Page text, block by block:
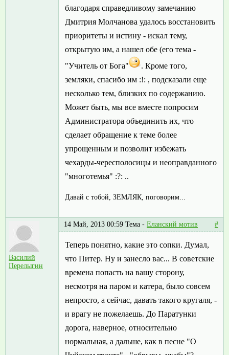
благодаря справедливому замечанию
Дмитрия Молчанова удалось восстановить
приоритеты и истину - искал тему,
открытую им, а нашел обе (его тема -
"Учитель от Бога"
. Кроме того,
земляки, спасибо им :!: , подсказали еще
несколько тем, близких по содержанию.
Может быть, мы все вместе попросим
Администратора объединить их, что
сделает обращение к теме более
упрощенным и позволит избежать
чехарды-чересполосицы и неоправданного
"многотемья" :?: ..
Давай с тобой, ЗЕМЛЯК, поговорим...
Василий
Перелыгин
14 Май, 2013 00:59 Тема - Еланский мотив #
Теперь понятно, какие это сопки. Думал,
что Питер. Ну и занесло вас... В советские
времена попасть на вашу сторону,
несмотря на паром и катера, было совсем
непросто, а сейчас, давать такого кругаля, -
и врагу не пожелаешь. До Паратунки
дорога, наверное, относительно
нормальная, а дальше, как в песне "О